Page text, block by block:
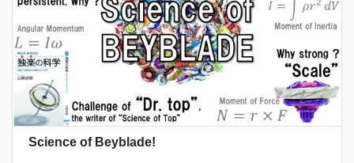
Science of Beyblade!